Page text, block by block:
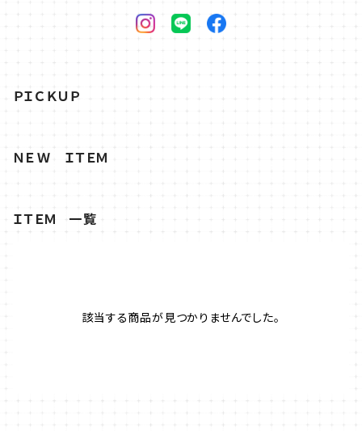
ＰＩＣＫＵＰ
ＮＥＷ ＩＴＥＭ
ＩＴＥＭ 一覧
該当する商品が見つかりませんでした。